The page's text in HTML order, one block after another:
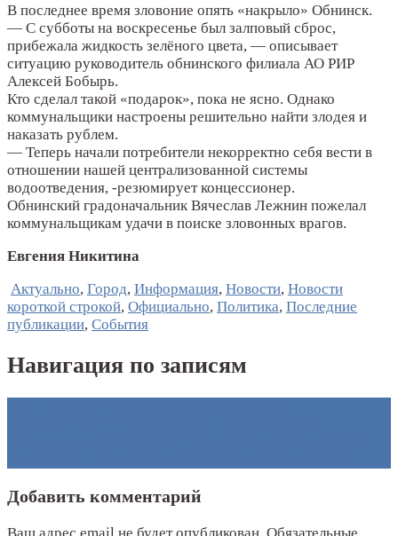
В последнее время зловоние опять «накрыло» Обнинск.
— С субботы на воскресенье был залповый сброс,
прибежала жидкость зелёного цвета, — описывает
ситуацию руководитель обнинского филиала АО РИР
Алексей Бобырь.
Кто сделал такой «подарок», пока не ясно. Однако
коммунальщики настроены решительно найти злодея и
наказать рублем.
— Теперь начали потребители некорректно себя вести в
отношении нашей централизованной системы
водоотведения, -резюмирует концессионер.
Обнинский градоначальник Вячеслав Лежнин пожелал
коммунальщикам удачи в поиске зловонных врагов.
Евгения Никитина
Актуально, Город, Информация, Новости, Новости
короткой строкой, Официально, Политика, Последние
публикации, События
Навигация по записям
Добавить комментарий